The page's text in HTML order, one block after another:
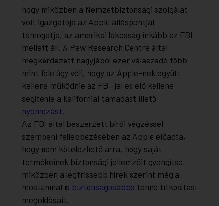
hogy miközben a Nemzetbiztonsági szolgálat
volt igazgatója az Apple álláspontját
támogatja, az amerikai lakosság inkább az FBI
mellett áll. A Pew Research Centre által
megkérdezett nagyjából ezer válaszadó több
mint fele úgy véli, hogy az Apple-nek együtt
kellene működnie az FBI-jal és elő kellene
segítenie a kaliforniai támadást illető
nyomozást.
Az FBI által beszerzett bírói végzéssel
szembeni fellebbezésében az Apple előadta,
hogy nem kötelezhető arra, hogy saját
termékeinek biztonsági jellemzőit gyengítse,
miközben a legfrissebb hírek szerint még a
mostaninál is biztonságosabbá tenné titkosítási
megoldásait.